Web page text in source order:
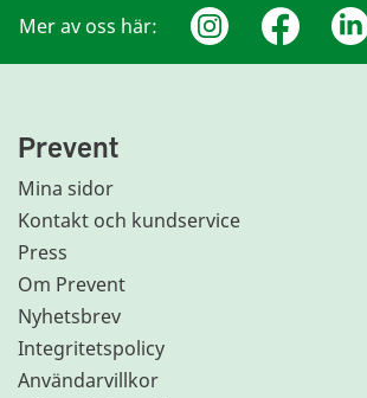
Mer av oss här:
Prevent
Mina sidor
Kontakt och kundservice
Press
Om Prevent
Nyhetsbrev
Integritetspolicy
Användarvillkor